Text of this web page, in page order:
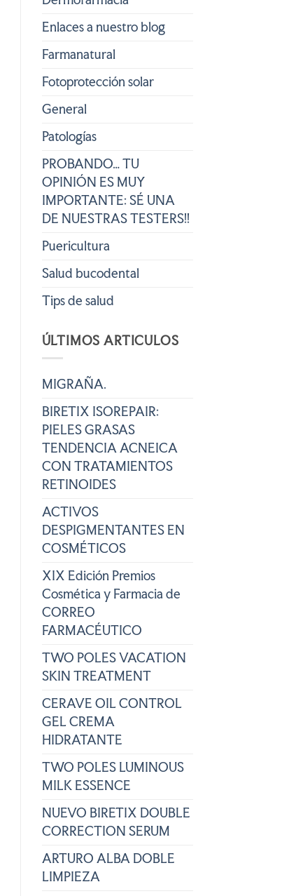
Enlaces a nuestro blog
Farmanatural
Fotoprotección solar
General
Patologías
PROBANDO… TU
OPINIÓN ES MUY
IMPORTANTE: SÉ UNA
DE NUESTRAS TESTERS!!
Puericultura
Salud bucodental
Tips de salud
ÚLTIMOS ARTICULOS
MIGRAÑA.
BIRETIX ISOREPAIR:
PIELES GRASAS
TENDENCIA ACNEICA
CON TRATAMIENTOS
RETINOIDES
ACTIVOS
DESPIGMENTANTES EN
COSMÉTICOS
XIX Edición Premios
Cosmética y Farmacia de
CORREO
FARMACÉUTICO
TWO POLES VACATION
SKIN TREATMENT
CERAVE OIL CONTROL
GEL CREMA
HIDRATANTE
TWO POLES LUMINOUS
MILK ESSENCE
NUEVO BIRETIX DOUBLE
CORRECTION SERUM
ARTURO ALBA DOBLE
LIMPIEZA